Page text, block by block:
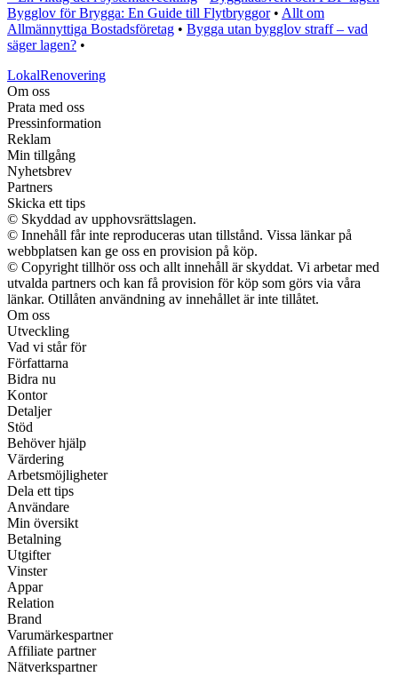
Bygglov för Brygga: En Guide till Flytbryggor• Allt om
Allmännyttiga Bostadsföretag • Bygga utan bygglov straff – vad
säger lagen? •
LokalRenovering
Om oss
Prata med oss
Pressinformation
Reklam
Min tillgång
Nyhetsbrev
Partners
Skicka ett tips
© Skyddad av upphovsrättslagen.
© Innehåll får inte reproduceras utan tillstånd. Vissa länkar på
webbplatsen kan ge oss en provision på köp.
© Copyright tillhör oss och allt innehåll är skyddat. Vi arbetar med
utvalda partners och kan få provision för köp som görs via våra
länkar. Otillåten användning av innehållet är inte tillåtet.
Om oss
Utveckling
Vad vi står för
Författarna
Bidra nu
Kontor
Detaljer
Stöd
Behöver hjälp
Värdering
Arbetsmöjligheter
Dela ett tips
Användare
Min översikt
Betalning
Utgifter
Vinster
Appar
Relation
Brand
Varumärkespartner
Affiliate partner
Nätverkspartner